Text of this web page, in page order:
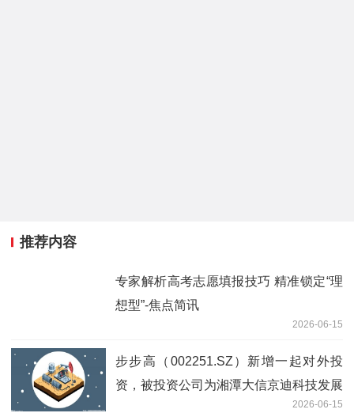
推荐内容
专家解析高考志愿填报技巧 精准锁定“理
想型”-焦点简讯
2026-06-15
步步高（002251.SZ）新增一起对外投
资，被投资公司为湘潭大信京迪科技发展
2026-06-15